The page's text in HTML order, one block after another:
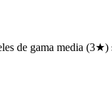
de gama media